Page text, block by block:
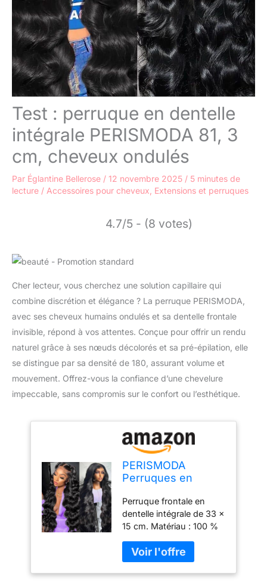
Test : perruque en dentelle
intégrale PERISMODA 81, 3
cm, cheveux ondulés
Par Églantine Bellerose / 12 novembre 2025 / 5 minutes de
lecture / Accessoires pour cheveux Extensions et perruques
4.7/5 - (8 votes)
Cher lecteur, vous cherchez une solution capillaire qui
combine discrétion et élégance ? La perruque PERISMODA,
avec ses cheveux humains ondulés et sa dentelle frontale
invisible, répond à vos attentes. Conçue pour offrir un rendu
naturel grâce à ses nœuds décolorés et sa pré-épilation, elle
se distingue par sa densité de 180, assurant volume et
mouvement. Offrez-vous la confiance d’une chevelure
impeccable, sans compromis sur le confort ou l’esthétique.
PERISMODA
Perruques en
de 33 x 15 cm -
Cheveux humains
ondulés - Densité
de 180 - Cheveux
humains ondulés -
33 x 15 cm - Pour
femme - 81,3 cm
Perruque frontale en
dentelle intégrale de 33 x
15 cm. Matériau : 100 %
brésiliens vierges non
traités 12A, coupés
directement par des